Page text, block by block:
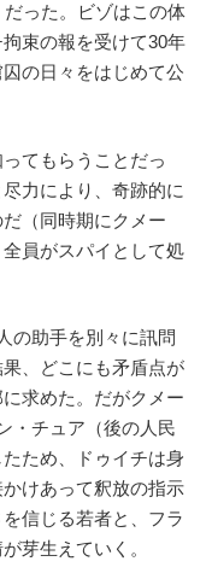
った。ビゾはこの体
束の報を受けて30年
の日々をはじめて公
てもらうことだっ
力により、奇跡的に
（同時期にクメー
員がスパイとして処
の助手を別々に訊問
、どこにも矛盾点が
求めた。だがクメー
・チュア（後の人民
ため、ドゥイチは身
けあって釈放の指示
信じる若者と、フラ
芽生えていく。